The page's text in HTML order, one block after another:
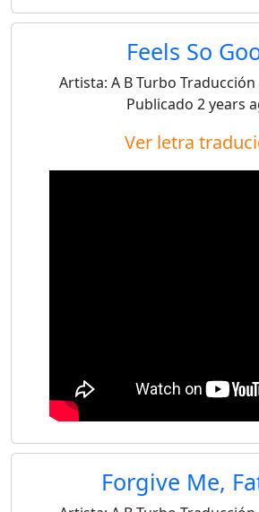
Feels So
Artista: A B Turbo
Publicado 2 years
Ver letra
Forgive Me,